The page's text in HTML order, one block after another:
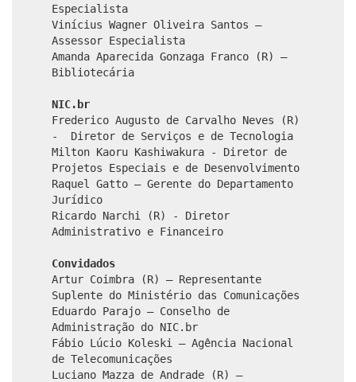
Especialista
Vinícius Wagner Oliveira Santos –
Assessor Especialista
Amanda Aparecida Gonzaga Franco (R) –
Bibliotecária
NIC.br
Frederico Augusto de Carvalho Neves (R)
- Diretor de Serviços e de Tecnologia
Milton Kaoru Kashiwakura - Diretor de
Projetos Especiais e de Desenvolvimento
Raquel Gatto – Gerente do Departamento
Jurídico
Ricardo Narchi (R) - Diretor
Administrativo e Financeiro
Convidados
Artur Coimbra (R) – Representante
Suplente do Ministério das Comunicações
Eduardo Parajo – Conselho de
Administração do NIC.br
Fábio Lúcio Koleski – Agência Nacional
de Telecomunicações
Luciano Mazza de Andrade (R) –